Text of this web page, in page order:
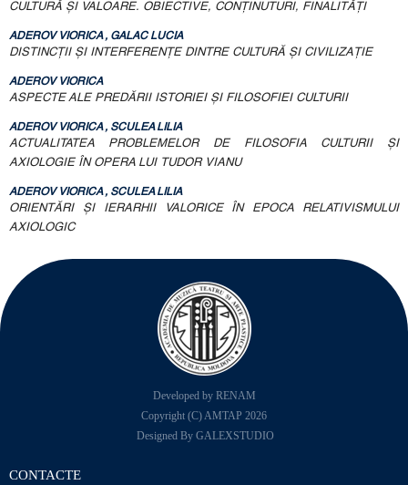
CULTURĂ ŞI VALOARE. OBIECTIVE, CONŢINUTURI, FINALITĂŢI
ADEROV VIORICA , GALAC LUCIA
DISTINCŢII ŞI INTERFERENŢE DINTRE CULTURĂ ŞI CIVILIZAŢIE
ADEROV VIORICA
ASPECTE ALE PREDĂRII ISTORIEI ŞI FILOSOFIEI CULTURII
ADEROV VIORICA , SCULEA LILIA
ACTUALITATEA PROBLEMELOR DE FILOSOFIA CULTURII ŞI
AXIOLOGIE ÎN OPERA LUI TUDOR VIANU
ADEROV VIORICA , SCULEA LILIA
ORIENTĂRI ŞI IERARHII VALORICE ÎN EPOCA RELATIVISMULUI
AXIOLOGIC
Developed by RENAM
Copyright (C) AMTAP 2026
Designed By GALEXSTUDIO
CONTACTE